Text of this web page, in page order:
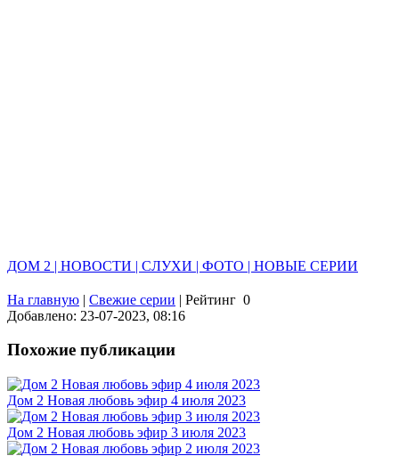
ДОМ 2 | НОВОСТИ | СЛУХИ | ФОТО | НОВЫЕ СЕРИИ
На главную | Свежие серии | Рейтинг 0
Добавлено: 23-07-2023, 08:16
Похожие публикации
Дом 2 Новая любовь эфир 4 июля 2023
Дом 2 Новая любовь эфир 3 июля 2023